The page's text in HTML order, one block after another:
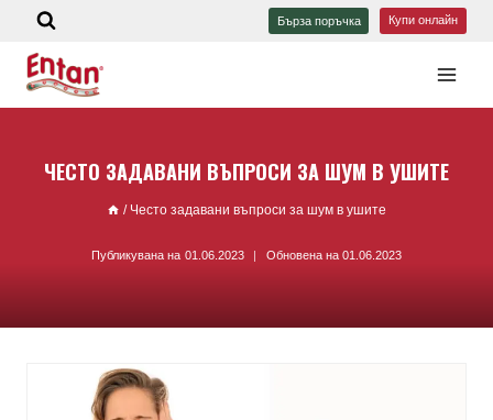
Бърза поръчка Купи онлайн
ЧЕСТО ЗАДАВАНИ ВЪПРОСИ ЗА ШУМ В УШИТЕ
/ Често задавани въпроси за шум в ушите
Публикувана на 01.06.2023 Обновена на 01.06.2023